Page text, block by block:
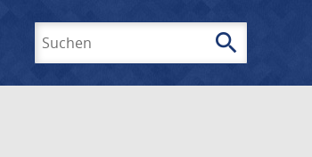
search